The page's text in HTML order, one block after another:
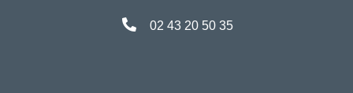
02 43 20 50 35